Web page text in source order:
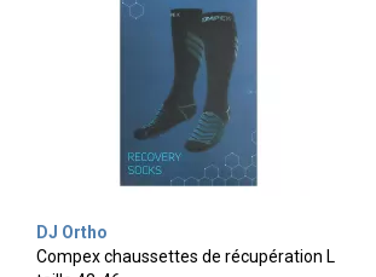
DJ Ortho
Compex chaussettes de récupération L